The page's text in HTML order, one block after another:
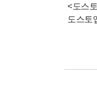
<도스
도스토